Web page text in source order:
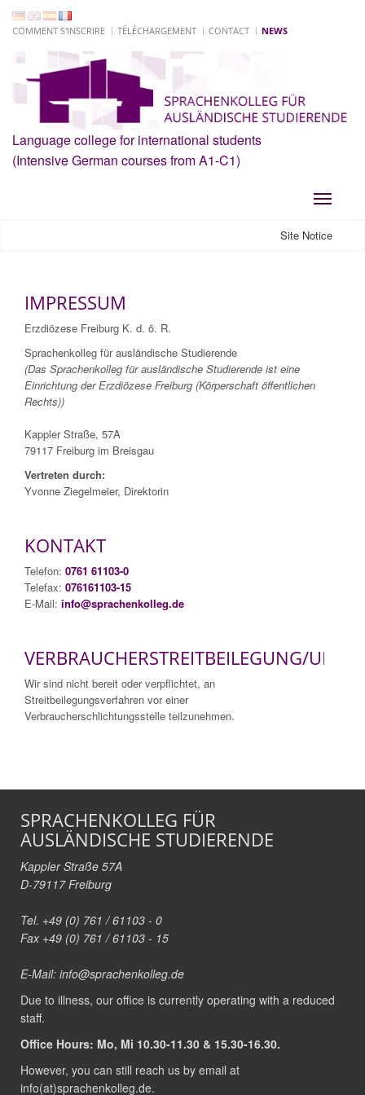
COMMENT S'INSCRIRE TÉLÉCHARGEMENT CONTACT NEWS
Language college for international students
(Intensive German courses from A1-C1)
Toggle
Site Notice
IMPRESSUM
Erzdiözese Freiburg K. d. ö. R.
Sprachenkolleg für ausländische Studierende
(Das Sprachenkolleg für ausländische Studierende ist eine
Einrichtung der Erzdiözese Freiburg (Körperschaft öffentlichen
Rechts))
Kappler Straße, 57A
79117 Freiburg im Breisgau
Vertreten durch:
Yvonne Ziegelmeier, Direktorin
KONTAKT
Telefon: 0761 61103-0
Telefax: 076161103-15
E-Mail: info@sprachenkolleg.de
VERBRAUCHERSTREITBEILEGUNG/
Wir sind nicht bereit oder verpflichtet, an
Streitbeilegungsverfahren vor einer
Verbraucherschlichtungsstelle teilzunehmen.
SPRACHENKOLLEG FÜR
AUSLÄNDISCHE STUDIERENDE
Kappler Straße 57A
D-79117 Freiburg
Tel. +49 (0) 761 / 61103 - 0
Fax +49 (0) 761 / 61103 - 15
E-Mail: info@sprachenkolleg.de
Due to illness, our office is currently operating with a reduced
staff.
Office Hours: Mo, Mi 10.30-11.30 & 15.30-16.30.
However, you can still reach us by email at
info(at)sprachenkolleg.de.